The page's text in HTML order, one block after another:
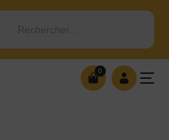
Rechercher…
0